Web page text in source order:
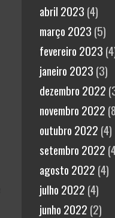
abril 2023 (4)
março 2023 (5)
fevereiro 2023
janeiro 2023 (3)
dezembro 2022
novembro 2022
outubro 2022 (4)
setembro 2022
agosto 2022 (4)
julho 2022 (4)
junho 2022 (2)